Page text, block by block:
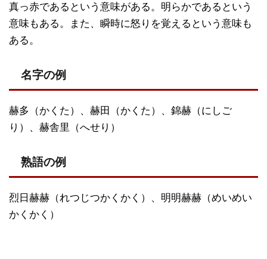
真っ赤であるという意味がある。明らかであるという
意味もある。また、瞬時に怒りを覚えるという意味も
ある。
名字の例
赫多（かくた）、赫田（かくた）、錦赫（にしご
り）、赫舎里（へせり）
熟語の例
烈日赫赫（れつじつかくかく）、明明赫赫（めいめい
かくかく）